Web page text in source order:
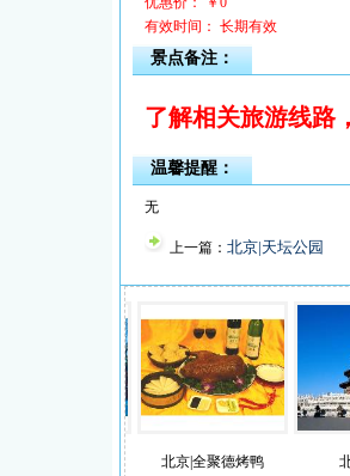
有效时间： 长期有效
景点备注：
了解相关旅游线路
温馨提醒：
无
上一篇： 北京|天坛公园
北京|全聚德烤鸭 北京|